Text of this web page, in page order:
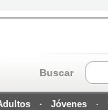
Buscar
Jóvenes